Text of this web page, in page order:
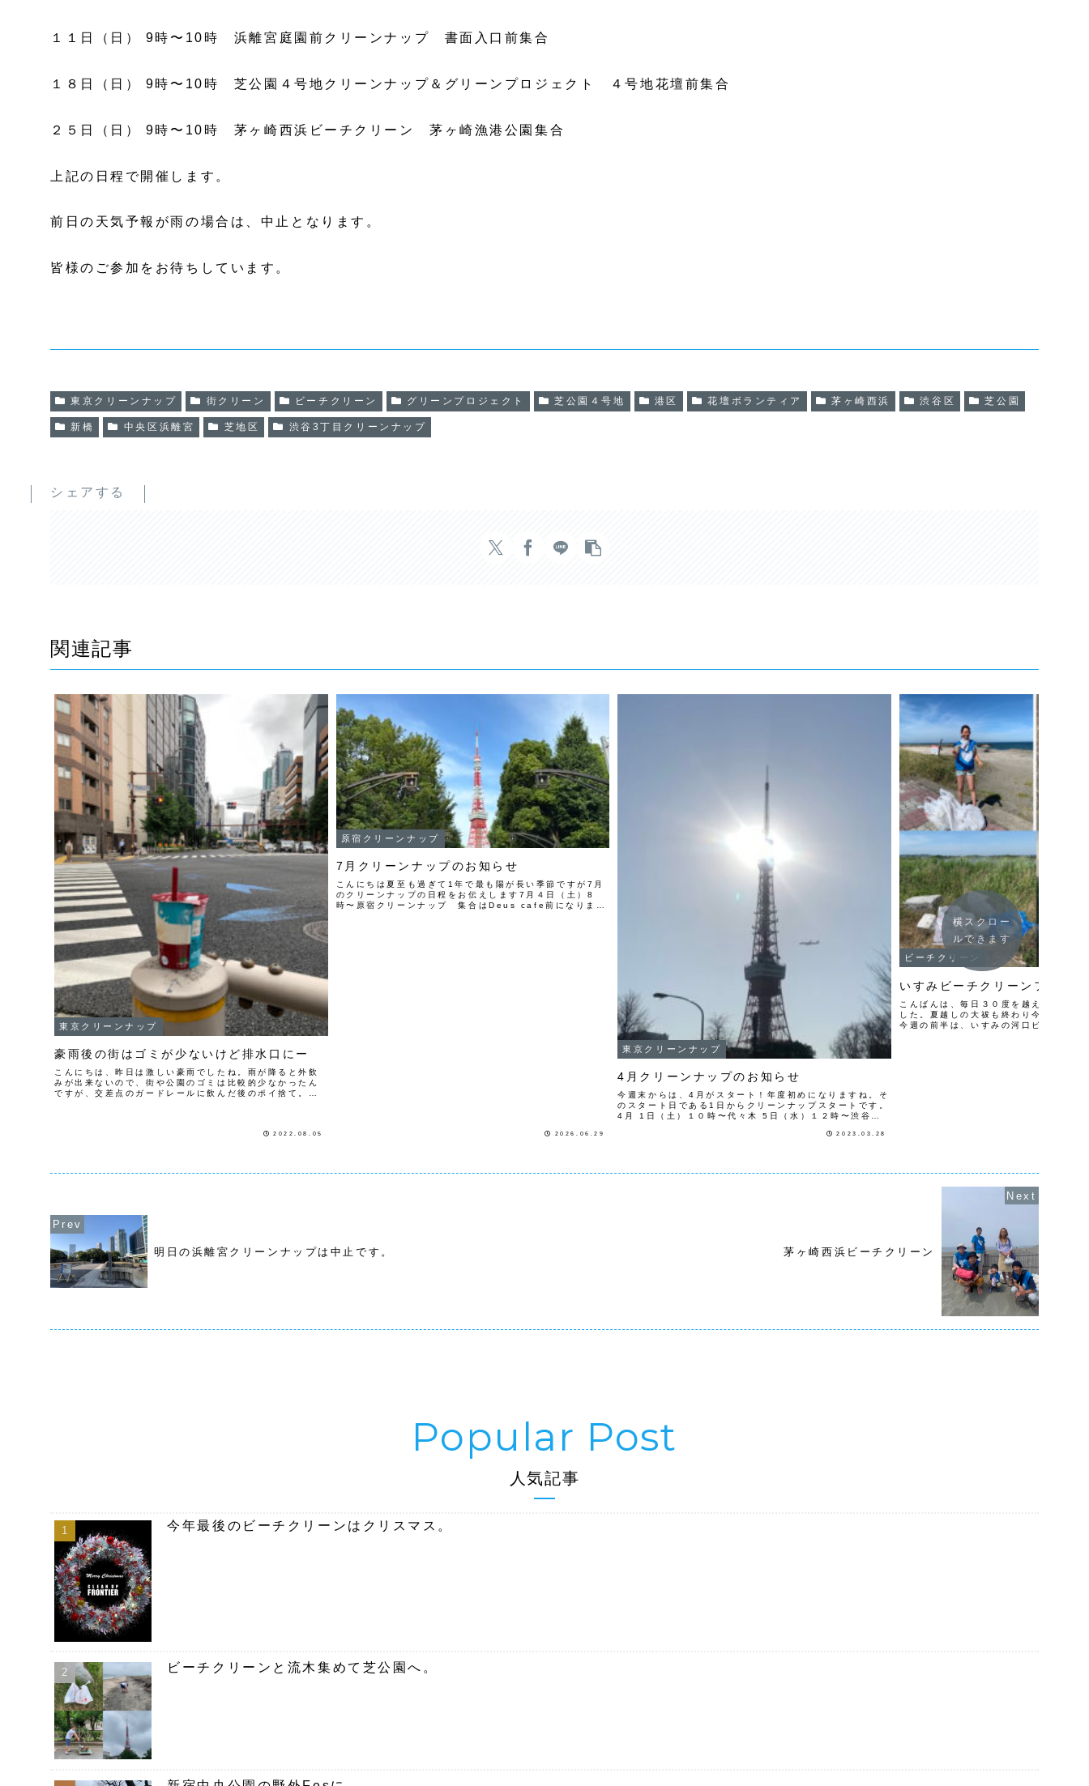
１１日（日） 9時〜10時 浜離宮庭園前クリーンナップ 書面入口前集合
１８日（日） 9時〜10時 芝公園４号地クリーンナップ＆グリーンプロジェクト ４号地花壇前集合
２５日（日） 9時〜10時 茅ヶ崎西浜ビーチクリーン 茅ヶ崎漁港公園集合
上記の日程で開催します。
前日の天気予報が雨の場合は、中止となります。
皆様のご参加をお待ちしています。
東京クリーンナップ 街クリーン ビーチクリーン グリーンプロジェクト 芝公園４号地 港区 花壇ボランティア 茅ヶ崎西浜 渋谷区 芝公園
新橋 中央区浜離宮 芝地区 渋谷3丁目クリーンナップ
シェアする
関連記事
東京クリーンナップ
豪雨後の街はゴミが少ないけど排水口にー
こんにちは、昨日は激しい豪雨でしたね。雨が降ると外飲
みが出来ないので、街や公園のゴミは比較的少なかったん
ですが、交差点のガードレールに飲んだ後のポイ捨て。雨
2022.08.05
原宿クリーンナップ
7月クリーンナップのお知らせ
こんにちは夏至も過ぎて1年で最も陽が長い季節ですが7月
のクリーンナップの日程をお伝えします7月４日（土）8
時〜原宿クリーンナップ 集合はDeus cafe前になります
2026.06.29
東京クリーンナップ
4月クリーンナップのお知らせ
今週末からは、4月がスタート！年度初めになりますね。そ
のスタート日である1日からクリーンナップスタートです。
4月 1日（土）１０時〜代々木 5日（水）１２時〜渋谷３
2023.03.28
ビーチクリーン
いすみビーチクリーンフロン
こんばんは、毎日３０度を越える真夏並
した。夏越しの大祓も終わり今年も半分
今週の前半は、いすみの河口ビーチと海
横スクロー
ルできます
明日の浜離宮クリーンナップは中止です。 茅ヶ崎西浜ビーチクリーン
人気記事
今年最後のビーチクリーンはクリスマス。
ビーチクリーンと流木集めて芝公園へ。